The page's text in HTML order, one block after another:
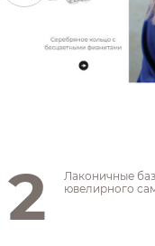
2
Лаконичные
ювелирного